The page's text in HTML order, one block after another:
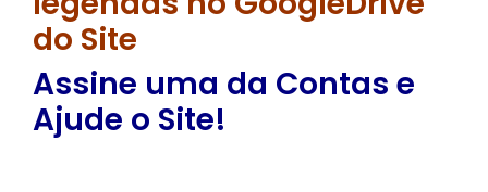
do Site
Assine uma da Contas e
Ajude o Site!